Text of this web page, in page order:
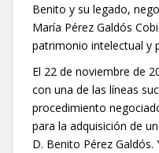
Benito y su legado,
María Pérez Galdós
patrimonio intelectual y
El 22 de noviembre de
con una de las líneas
procedimiento
para la adquisición de
D. Benito Pérez